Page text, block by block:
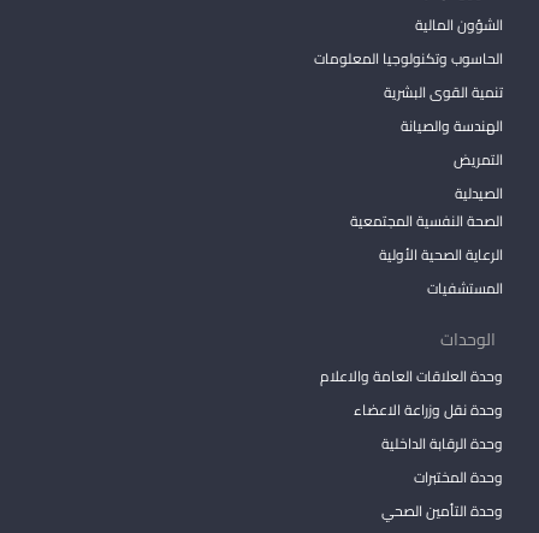
الشؤون المالية
الحاسوب وتكنولوجيا المعلومات
تنمية القوى البشرية
الهندسة والصيانة
التمريض
الصيدلية
الصحة النفسية المجتمعية
الرعاية الصحية الأولية
المستشفيات
الوحدات
وحدة العلاقات العامة والاعلام
وحدة نقل وزراعة الاعضاء
وحدة الرقابة الداخلية
وحدة المختبرات
وحدة التأمين الصحي